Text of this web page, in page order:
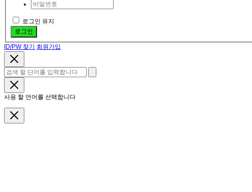
로그인 유지
로그인
ID/PW 찾기 회원가입
사용 할 언어를 선택합니다